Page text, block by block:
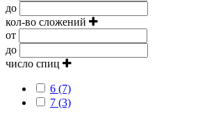
до
кол-во сложений
от
до
число спиц
6 (7)
7 (3)